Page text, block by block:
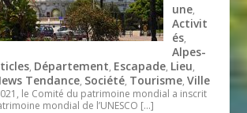
une,
Activit
és,
Alpes-
, Département, Escapade, Lieu,
Tendance, Société, Tourisme,Ville
le Comité du patrimoine mondial a inscrit
mondial de l’UNESCO […]